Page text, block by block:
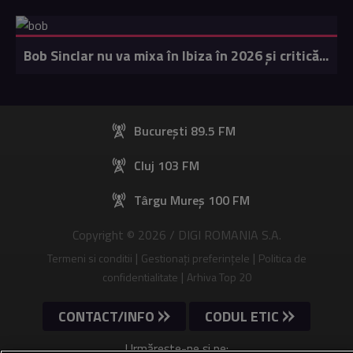
Bob Sinclar nu va mixa în Ibiza în 2026 și critică...
București 89.5 FM
Cluj 103 FM
Târgu Mureș 100 FM
Copyright © 2026 / DIGI ROMANIA S.A.
Termeni si conditii | Gestionați preferințele | Politica de
confidentialitate | Arhiva Top 20
CONTACT/INFO CODUL ETIC
Urmărește-ne și pe: